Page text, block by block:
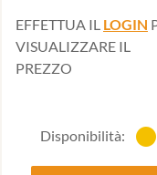
EFFETTUA IL LOGIN
VISUALIZZARE IL
PREZZO
Disponibilità: